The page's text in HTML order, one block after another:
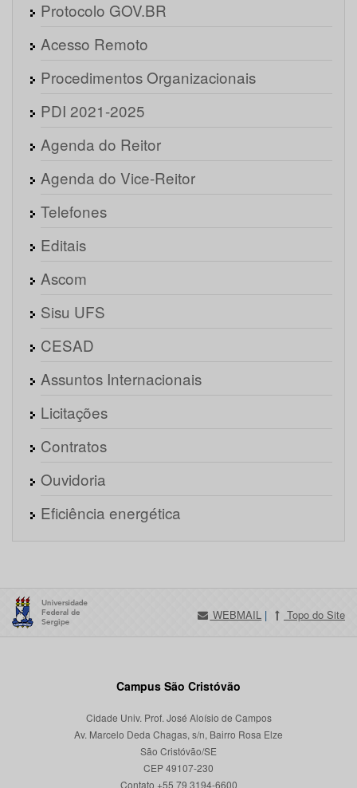
Protocolo GOV.BR
Acesso Remoto
Procedimentos Organizacionais
PDI 2021-2025
Agenda do Reitor
Agenda do Vice-Reitor
Telefones
Editais
Ascom
Sisu UFS
CESAD
Assuntos Internacionais
Licitações
Contratos
Ouvidoria
Eficiência energética
WEBMAIL | Topo do Site
Campus São Cristóvão
Cidade Univ. Prof. José Aloísio de Campos
Av. Marcelo Deda Chagas, s/n, Bairro Rosa Elze
São Cristóvão/SE
CEP 49107-230